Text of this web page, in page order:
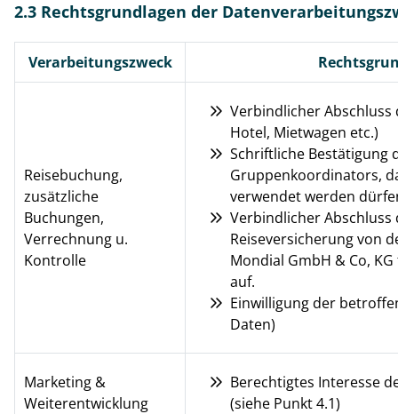
2.3 Rechtsgrundlagen der
Verarbeitungszweck
Reisebuchung,
zusätzliche
Buchungen,
Verrechnung u.
Kontrolle
Verbindlicher Abschluss
Hotel, Mietwagen etc.)
Schriftliche Bestätigung
Gruppenkoordinators,
verwendet werden
Verbindlicher Abschluss
Reiseversicherung von
Mondial GmbH & Co,
auf.
Einwilligung der
Daten)
Marketing &
Weiterentwicklung
Berechtigtes Interesse
(siehe Punkt 4.1)